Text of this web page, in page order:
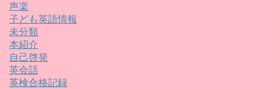
声楽
子ども英語情報
未分類
本紹介
自己啓発
英会話
英検合格記録